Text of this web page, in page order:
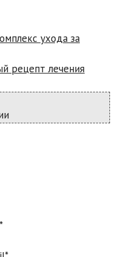
ухода за
рецепт лечения